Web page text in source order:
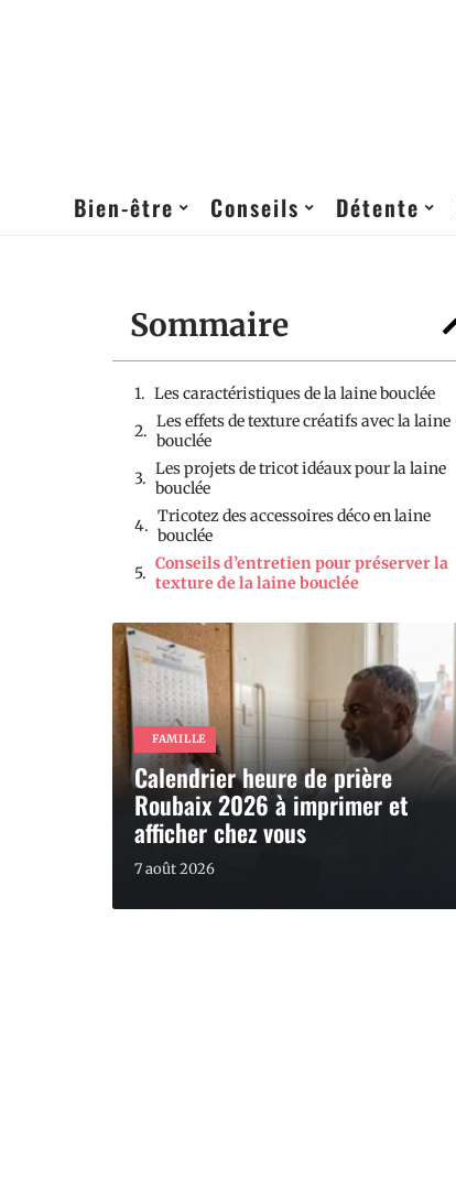
Bien-être Conseils Détente
Sommaire
Les caractéristiques de la laine bouclée
Les effets de texture créatifs avec la laine
bouclée
Les projets de tricot idéaux pour la laine
bouclée
Tricotez des accessoires déco en laine
bouclée
Conseils d’entretien pour préserver la
texture de la laine bouclée
FAMILLE
Calendrier heure de prière
Roubaix 2026 à imprimer et
afficher chez vous
7 août 2026